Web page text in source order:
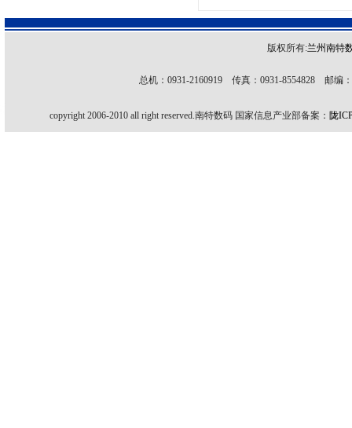
版权所有:兰州南特
总机：0931-2160919 传真：0931-8554828 邮编
copyright 2006-2010 all right reserved.南特数码 国家信息产业部备案： 陇